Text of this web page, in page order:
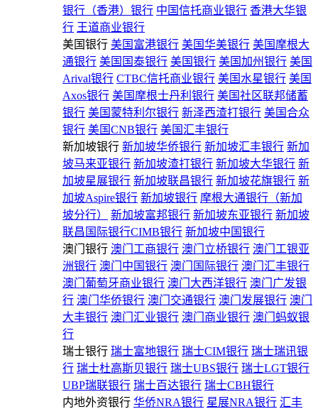
银行（香港）银行 中国信托商业银行 香港大华银
行 王道商业银行
美国银行 美国富港银行 美国华美银行 美国摩根大
通银行 美国国泰银行 美国银行 美国加州银行 美国
Arival银行 CTBC信托商业银行 美国水星银行 美国
Axos银行 美国摩根士丹利银行 美国社区联邦储蓄
银行 美国蒙特利尔银行 新泽西渣打银行 美国合众
银行 美国CNB银行 美国汇丰银行
新加坡银行 新加坡华侨银行 新加坡汇丰银行 新加
坡马来亚银行 新加坡渣打银行 新加坡大华银行 新
加坡星展银行 新加坡联昌银行 新加坡花旗银行 新
加坡Aspire银行 新加坡银行 摩根大通银行（新加
坡分行）
新加坡富邦银行 新加坡东亚银行 新加坡
联昌国际银行CIMB银行 新加坡中国银行
澳门银行 澳门工商银行 澳门立桥银行 澳门工银亚
洲银行 澳门中国银行 澳门国际银行 澳门汇丰银行
澳门葡萄牙商业银行 澳门大西洋银行 澳门广发银
行 澳门华侨银行 澳门交通银行 澳门发展银行 澳门
大丰银行 澳门汇业银行 澳门商业银行 澳门蚂蚁银
行
瑞士银行 瑞士富地银行 瑞士CIM银行 瑞士瑞讯银
行 瑞士杜高斯贝银行 瑞士UBS银行 瑞士LGT银行
UBP瑞联银行 瑞士百达银行 瑞士CBH银行
内地外资银行 华侨NRA银行 星展NRA银行 汇丰